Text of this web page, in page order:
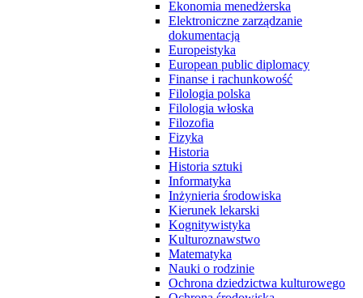
Ekonomia menedżerska
Elektroniczne zarządzanie
dokumentacją
Europeistyka
European public diplomacy
Finanse i rachunkowość
Filologia polska
Filologia włoska
Filozofia
Fizyka
Historia
Historia sztuki
Informatyka
Inżynieria środowiska
Kierunek lekarski
Kognitywistyka
Kulturoznawstwo
Matematyka
Nauki o rodzinie
Ochrona dziedzictwa kulturowego